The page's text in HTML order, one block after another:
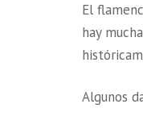
El
hay
Algunos